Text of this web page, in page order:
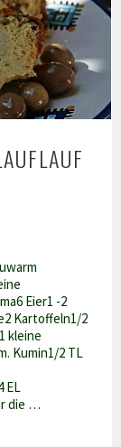
Eier1 -2
Kartoffeln1/2
kleine
Kumin1/2 TL
EL
die …